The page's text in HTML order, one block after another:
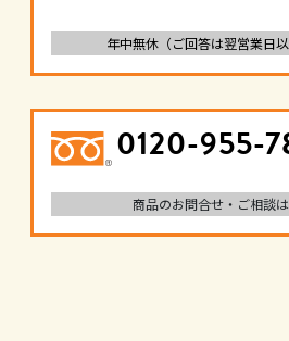
年中無休（ご回答は翌営業日以
0120-955-
商品のお問合せ・ご相談